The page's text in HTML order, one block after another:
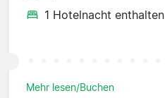
1 Hotelnacht enthalten
Mehr lesen/Buchen